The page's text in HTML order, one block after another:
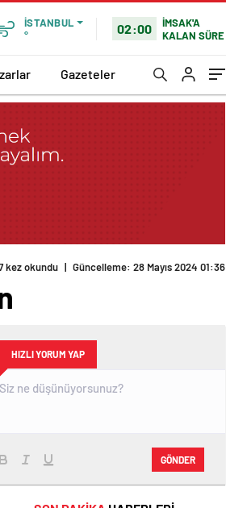
İSTANBUL
°
02:00
İMSAK'A
KALAN SÜRE
Gazeteler
kez okundu | Güncelleme: 28 Mayıs 2024 01:36
HIZLI YORUM YAP
GÖNDER